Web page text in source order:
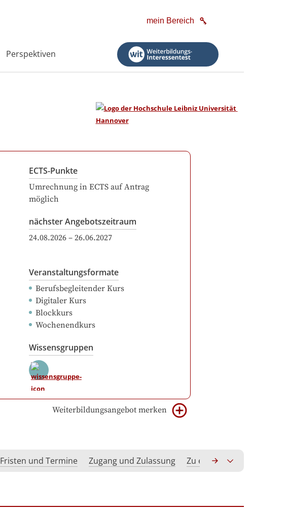
mein Bereich
Perspektiven
ECTS-Punkte
Umrechnung in ECTS auf Antrag
möglich
nächster Angebotszeitraum
24.08.2026 – 26.06.2027
Veranstaltungsformate
Berufsbegleitender Kurs
Digitaler Kurs
Blockkurs
Wochenendkurs
Wissensgruppen
Weiterbildungsangebot merken
Fristen und Termine Zugang und Zulassung Zu erwerbende